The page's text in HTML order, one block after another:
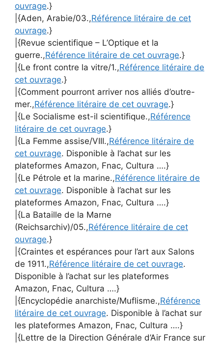
ouvrage.}
|{Aden, Arabie/03.,Référence litéraire de cet
ouvrage.}
|{Revue scientifique – L’Optique et la
guerre.,Référence litéraire de cet ouvrage.}
|{Le front contre la vitre/1.,Référence litéraire de
cet ouvrage.}
|{Comment pourront arriver nos alliés d’outre-
mer.,Référence litéraire de cet ouvrage.}
|{Le Socialisme est-il scientifique.,Référence
litéraire de cet ouvrage.}
|{La Femme assise/VIII.,Référence litéraire de
cet ouvrage. Disponible à l’achat sur les
plateformes Amazon, Fnac, Cultura ….}
|{Le Pétrole et la marine.,Référence litéraire de
cet ouvrage. Disponible à l’achat sur les
plateformes Amazon, Fnac, Cultura ….}
|{La Bataille de la Marne
(Reichsarchiv)/05.,Référence litéraire de cet
ouvrage.}
|{Craintes et espérances pour l’art aux Salons
de 1911.,Référence litéraire de cet ouvrage.
Disponible à l’achat sur les plateformes
Amazon, Fnac, Cultura ….}
|{Encyclopédie anarchiste/Muflisme.,Référence
litéraire de cet ouvrage. Disponible à l’achat sur
les plateformes Amazon, Fnac, Cultura ….}
|{Lettre de la Direction Générale d’Air France sur